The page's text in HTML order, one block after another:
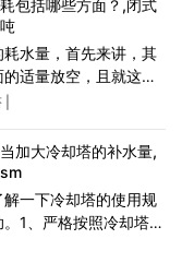
包括哪些方面？,闭式
水量，首先来讲，其
适量放空，且就这一
水质达到了国家环保
|
加大冷却塔的补水量,
一下冷却塔的使用规
1、严格按照冷却塔运
却塔循环水压力过大时